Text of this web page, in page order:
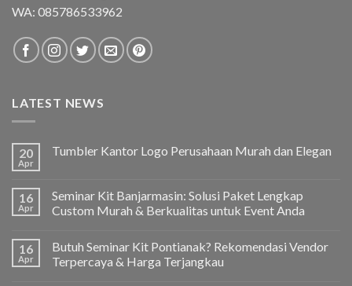
WA: 085786533962
LATEST NEWS
20
Apr
Tumbler Kantor Logo Perusahaan Murah dan Elegan
16
Apr
Seminar Kit Banjarmasin: Solusi Paket Lengkap
Custom Murah & Berkualitas untuk Event Anda
16
Apr
Butuh Seminar Kit Pontianak? Rekomendasi Vendor
Terpercaya & Harga Terjangkau